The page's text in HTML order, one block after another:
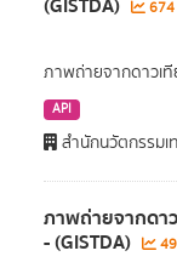
(GISTDA) 674
ภาพถ่ายจากดาวเที
API
สำนักนวัตกรรมเ
ภาพถ่ายจากดา
- (GISTDA)